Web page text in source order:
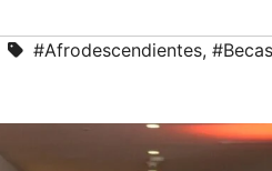
#Afrodescendientes, #Becas